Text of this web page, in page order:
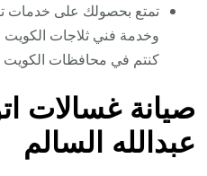
تمتع بحصولك على خدمات
وخدمة فني ثلاجات الكويت
كنتم في محافظات الكويت
صيانة غسالات
عبدالله السالم